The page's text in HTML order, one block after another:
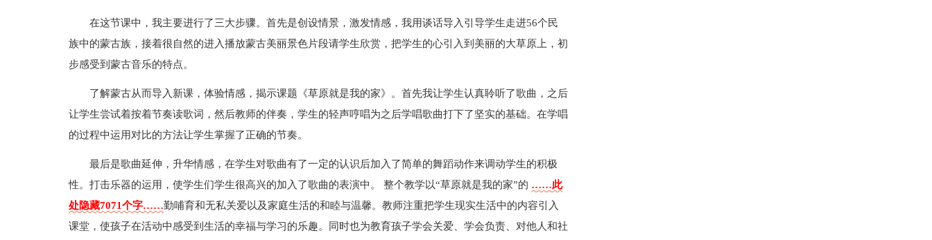
在这节课中，我主要进行了三大步骤。首先是创设情景，激发情感，我用谈话导入引导学生走进56个民
族中的蒙古族，接着很自然的进入播放蒙古美丽景色片段请学生欣赏，把学生的心引入到美丽的大草原上，初
步感受到蒙古音乐的特点。
了解蒙古从而导入新课，体验情感，揭示课题《草原就是我的家》。首先我让学生认真聆听了歌曲，之后
让学生尝试着按着节奏读歌词，然后教师的伴奏，学生的轻声哼唱为之后学唱歌曲打下了坚实的基础。在学唱
的过程中运用对比的方法让学生掌握了正确的节奏。
最后是歌曲延伸，升华情感，在学生对歌曲有了一定的认识后加入了简单的舞蹈动作来调动学生的积极
性。打击乐器的运用，使学生们学生很高兴的加入了歌曲的表演中。 整个教学以“草原就是我的家”的 ……此
处隐藏7071个字……勤哺育和无私关爱以及家庭生活的和睦与温馨。教师注重把学生现实生活中的内容引入
课堂，使孩子在活动中感受到生活的幸福与学习的乐趣。同时也为教育孩子学会关爱、学会负责、对他人和社